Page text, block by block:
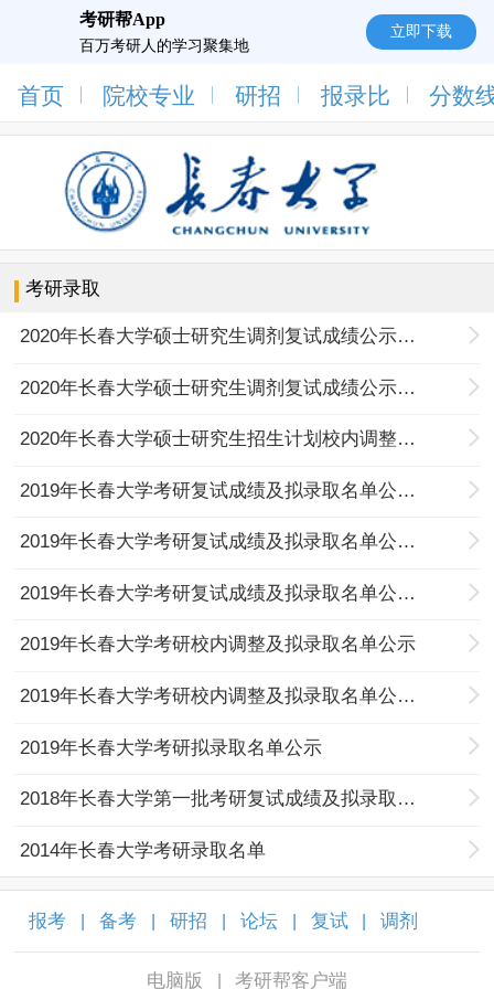
考研帮App
百万考研人的学习聚集地
立即下载
首页 院校专业 研招 报录比 分数
考研录取
2020年长春大学硕士研究生调剂复试成绩公示（第二批）
2020年长春大学硕士研究生调剂复试成绩公示（第三批）
2020年长春大学硕士研究生招生计划校内调整及拟录取名单公示
2019年长春大学考研复试成绩及拟录取名单公示（第一批）
2019年长春大学考研复试成绩及拟录取名单公示（第二批）
2019年长春大学考研复试成绩及拟录取名单公示（第三批）
2019年长春大学考研校内调整及拟录取名单公示
2019年长春大学考研校内调整及拟录取名单公示（第二批）
2019年长春大学考研拟录取名单公示
2018年长春大学第一批考研复试成绩及拟录取名单公示
2014年长春大学考研录取名单
报考 备考 研招 论坛 复试 调剂
电脑版 考研帮客户端